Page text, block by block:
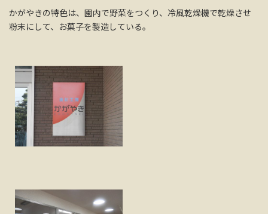
かがやきの特色は、園内で野菜をつくり、冷風乾燥機で乾燥させ
粉末にして、お菓子を製造している。